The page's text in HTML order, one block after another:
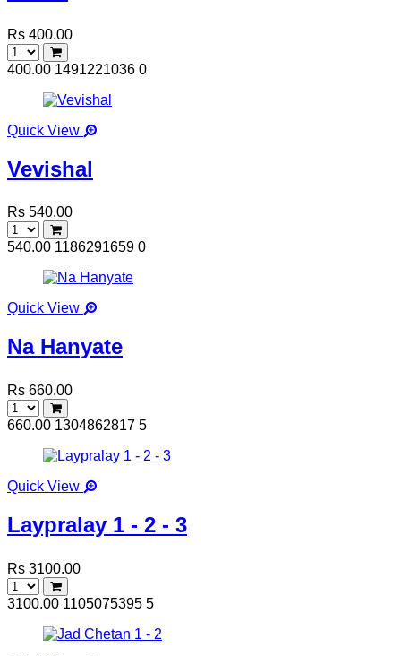
Rs 400.00
400.00 1491221036 0
Quick View
Vevishal
Rs 540.00
540.00 1186291659 0
Quick View
Na Hanyate
Rs 660.00
660.00 1304862817 5
Quick View
Laypralay 1 - 2 - 3
Rs 3100.00
3100.00 1105075395 5